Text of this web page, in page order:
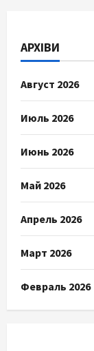
АРХІВИ
Август 2026
Июль 2026
Июнь 2026
Май 2026
Апрель 2026
Март 2026
Февраль 2026